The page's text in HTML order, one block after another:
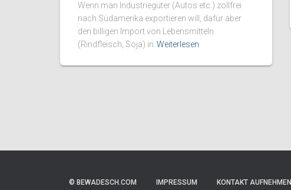
Wenn man Industriegüter (Autos etc.) zollfrei
nach Südamerika exportieren will, dafür aber
den billigen Import von Lebensmitteln
(Rindfleisch, Soja) in Weiterlesen
© BEWADESCH.COM IMPRESSUM KONTAKT AUFNEHMEN